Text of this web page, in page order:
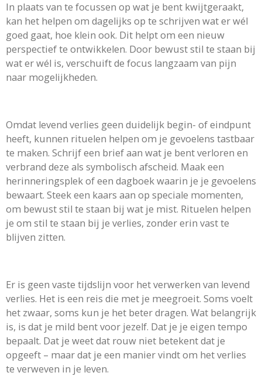
In plaats van te focussen op wat je bent kwijtgeraakt,
kan het helpen om dagelijks op te schrijven wat er wél
goed gaat, hoe klein ook. Dit helpt om een nieuw
perspectief te ontwikkelen. Door bewust stil te staan bij
wat er wél is, verschuift de focus langzaam van pijn
naar mogelijkheden.
Omdat levend verlies geen duidelijk begin- of eindpunt
heeft, kunnen rituelen helpen om je gevoelens tastbaar
te maken. Schrijf een brief aan wat je bent verloren en
verbrand deze als symbolisch afscheid. Maak een
herinneringsplek of een dagboek waarin je je gevoelens
bewaart. Steek een kaars aan op speciale momenten,
om bewust stil te staan bij wat je mist. Rituelen helpen
je om stil te staan bij je verlies, zonder erin vast te
blijven zitten.
Er is geen vaste tijdslijn voor het verwerken van levend
verlies. Het is een reis die met je meegroeit. Soms voelt
het zwaar, soms kun je het beter dragen. Wat belangrijk
is, is dat je mild bent voor jezelf. Dat je je eigen tempo
bepaalt. Dat je weet dat rouw niet betekent dat je
opgeeft – maar dat je een manier vindt om het verlies
te verweven in je leven.